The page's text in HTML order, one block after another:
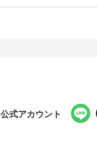
式アカウント